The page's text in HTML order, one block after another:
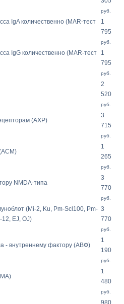
руб.
IgA количественно (MAR-тест
1
795
руб.
IgG количественно (MAR-тест
1
795
руб.
2
520
руб.
(АХР)
3
715
руб.
(АСМ)
1
265
руб.
NMDA-типа
3
770
руб.
(Mi-2, Ku, Pm-Scl100, Pm-
EJ, OJ)
3
770
руб.
- внутреннему фактору (АВФ)
1
190
руб.
1
480
руб.
980